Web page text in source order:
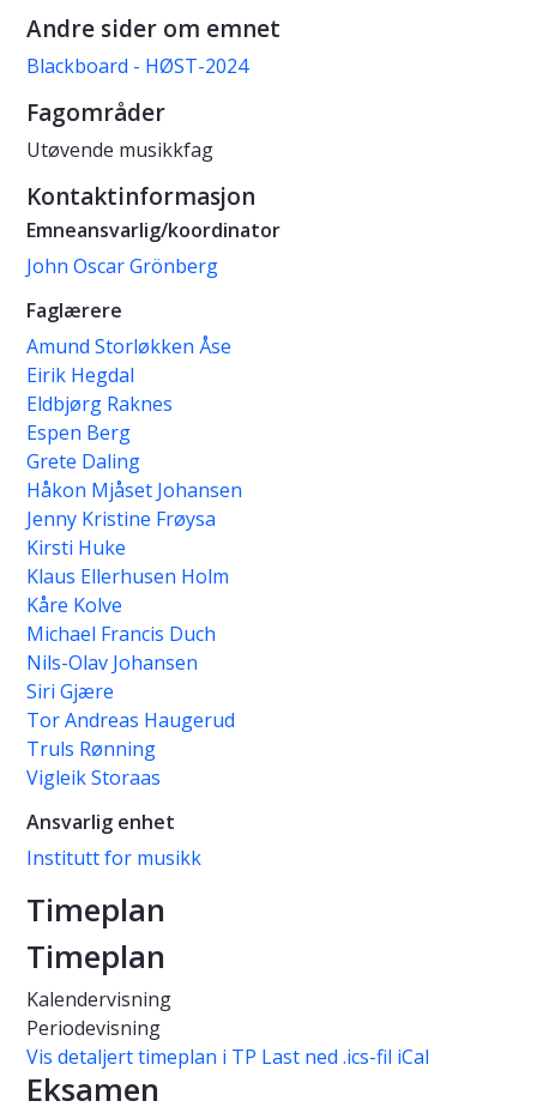
Andre sider om emnet
Blackboard - HØST-2024
Fagområder
Utøvende musikkfag
Kontaktinformasjon
Emneansvarlig/koordinator
John Oscar Grönberg
Faglærere
Amund Storløkken Åse
Eirik Hegdal
Eldbjørg Raknes
Espen Berg
Grete Daling
Håkon Mjåset Johansen
Jenny Kristine Frøysa
Kirsti Huke
Klaus Ellerhusen Holm
Kåre Kolve
Michael Francis Duch
Nils-Olav Johansen
Siri Gjære
Tor Andreas Haugerud
Truls Rønning
Vigleik Storaas
Ansvarlig enhet
Institutt for musikk
Timeplan
Timeplan
Kalendervisning
Periodevisning
Vis detaljert timeplan i TP Last ned .ics-fil iCal
Eksamen